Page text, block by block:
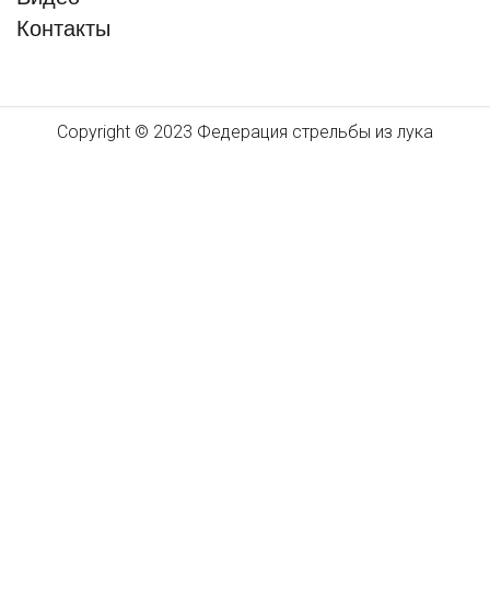
Контакты
Copyright © 2023 Федерация стрельбы из лука